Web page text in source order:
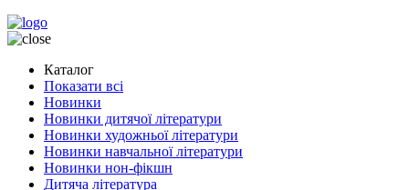
Каталог
Показати всі
Новинки
Новинки дитячої літератури
Новинки художньої літератури
Новинки навчальної літератури
Новинки нон-фікшн
Дитяча література